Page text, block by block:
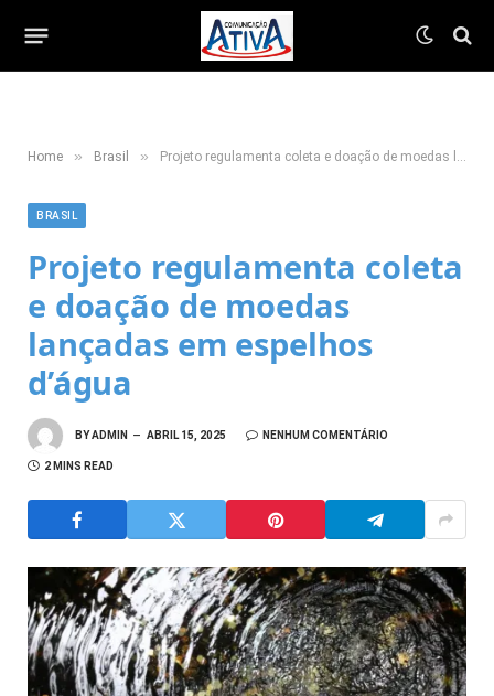
Home » Brasil » Projeto regulamenta coleta e doação de moedas lançadas em espelhos d’água
BRASIL
Projeto regulamenta coleta
e doação de moedas
lançadas em espelhos
d’água
BYADMIN ABRIL 15, 2025 NENHUM COMENTÁRIO
2 MINS READ